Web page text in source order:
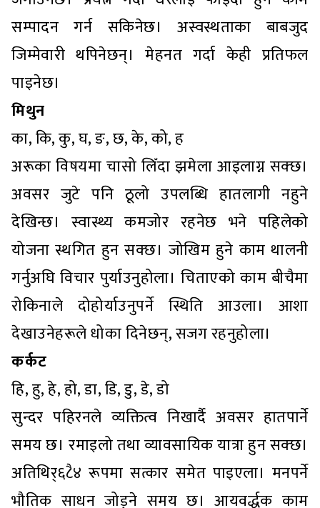
सम्पादन गर्न सकिनेछ। अस्वस्थताका बाबजुद
जिम्मेवारी थपिनेछन्। मेहनत गर्दा केही प्रतिफल
पाइनेछ।
मिथुन
का, कि, कु, घ, ङ, छ, के, को, ह
अरूका विषयमा चासो लिँदा झमेला आइलाग्न सक्छ।
अवसर जुटे पनि ठूलो उपलब्धि हातलागी नहुने
देखिन्छ। स्वास्थ्य कमजोर रहनेछ भने पहिलेको
योजना स्थगित हुन सक्छ। जोखिम हुने काम थालनी
गर्नुअघि विचार पुर्याउनुहोला। चिताएको काम बीचैमा
रोकिनाले दोहोर्याउनुपर्ने स्थिति आउला। आशा
देखाउनेहरूले धोका दिनेछन्, सजग रहनुहोला।
कर्कट
हि, हु, हे, हो, डा, डि, डु, डे, डो
सुन्दर पहिरनले व्यक्तित्व निखार्दै अवसर हातपार्ने
समय छ। रमाइलो तथा व्यावसायिक यात्रा हुन सक्छ।
अतिथिर्६८ै४ रूपमा सत्कार समेत पाइएला। मनपर्ने
भौतिक साधन जोड्ने समय छ। आयवर्द्धक काम